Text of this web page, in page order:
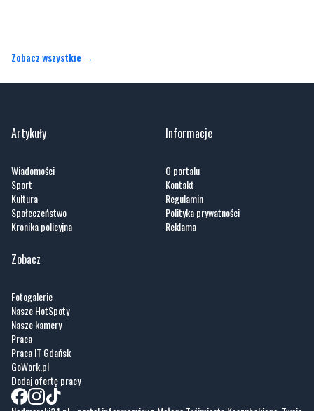
Zobacz wszystkie →
Artykuły
Wiadomości
Sport
Kultura
Społeczeństwo
Kronika policyjna
Informacje
O portalu
Kontakt
Regulamin
Polityka prywatności
Reklama
Zobacz
Fotogalerie
Nasze HotSpoty
Nasze kamery
Praca
Praca IT Gdańsk
GoWork.pl
Dodaj ofertę pracy